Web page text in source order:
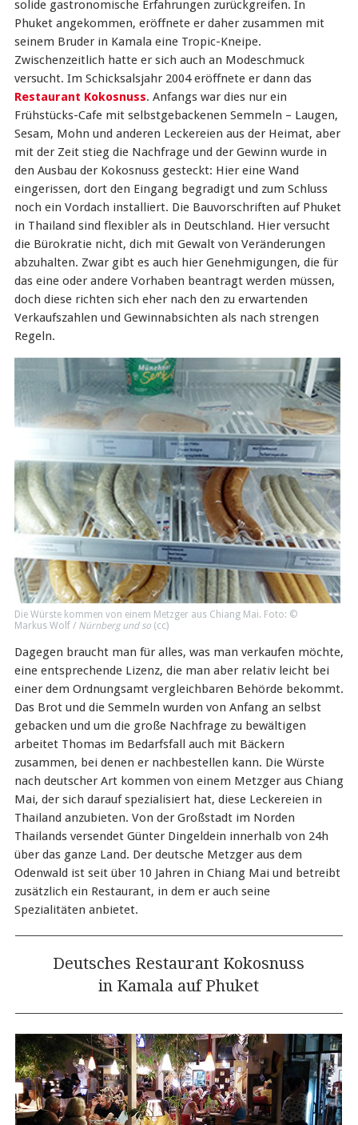
solide gastronomische Erfahrungen zurückgreifen. In
Phuket angekommen, eröffnete er daher zusammen mit
seinem Bruder in Kamala eine Tropic-Kneipe.
Zwischenzeitlich hatte er sich auch an Modeschmuck
versucht. Im Schicksalsjahr 2004 eröffnete er dann das
Restaurant Kokosnuss. Anfangs war dies nur ein
Frühstücks-Cafe mit selbstgebackenen Semmeln – Laugen,
Sesam, Mohn und anderen Leckereien aus der Heimat, aber
mit der Zeit stieg die Nachfrage und der Gewinn wurde in
den Ausbau der Kokosnuss gesteckt: Hier eine Wand
eingerissen, dort den Eingang begradigt und zum Schluss
noch ein Vordach installiert. Die Bauvorschriften auf Phuket
in Thailand sind flexibler als in Deutschland. Hier versucht
die Bürokratie nicht, dich mit Gewalt von Veränderungen
abzuhalten. Zwar gibt es auch hier Genehmigungen, die für
das eine oder andere Vorhaben beantragt werden müssen,
doch diese richten sich eher nach den zu erwartenden
Verkaufszahlen und Gewinnabsichten als nach strengen
Regeln.
Die Würste kommen von einem Metzger aus Chiang Mai. Foto: ©
Markus Wolf / Nürnberg und so(cc)
Dagegen braucht man für alles, was man verkaufen möchte,
eine entsprechende Lizenz, die man aber relativ leicht bei
einer dem Ordnungsamt vergleichbaren Behörde bekommt.
Das Brot und die Semmeln wurden von Anfang an selbst
gebacken und um die große Nachfrage zu bewältigen
arbeitet Thomas im Bedarfsfall auch mit Bäckern
zusammen, bei denen er nachbestellen kann. Die Würste
nach deutscher Art kommen von einem Metzger aus Chiang
Mai, der sich darauf spezialisiert hat, diese Leckereien in
Thailand anzubieten. Von der Großstadt im Norden
Thailands versendet Günter Dingeldein innerhalb von 24h
über das ganze Land. Der deutsche Metzger aus dem
Odenwald ist seit über 10 Jahren in Chiang Mai und betreibt
zusätzlich ein Restaurant, in dem er auch seine
Spezialitäten anbietet.
Deutsches Restaurant Kokosnuss
in Kamala auf Phuket